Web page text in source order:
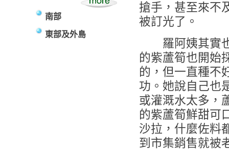
南部
東部及外島
搶手，甚至來不
被訂光了。
羅阿姨其實也
的紫蘆筍也開始
的，但一直種不
功。她說自己也
或灌溉水太多，
的紫蘆筍鮮甜可
沙拉，什麼佐料
到市集銷售就被